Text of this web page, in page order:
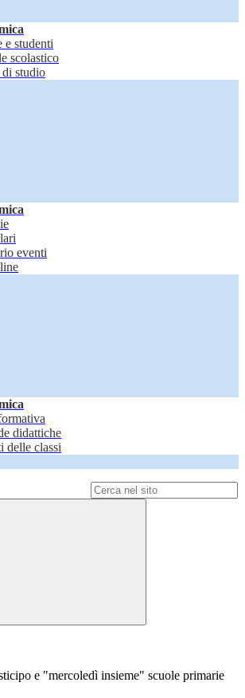
e studenti
scolastico
di studio
eventi
didattiche
delle classi
e "mercoledì insieme" scuole primarie